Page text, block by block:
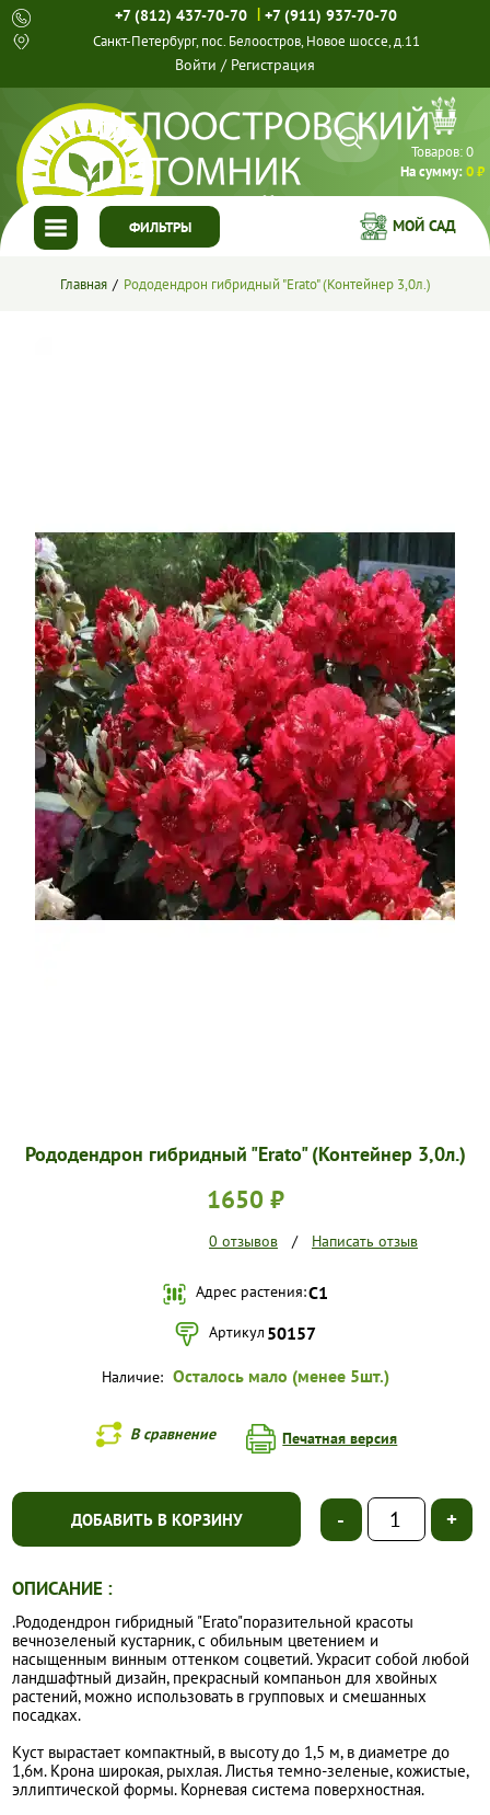
+7 (812) 437-70-70 | +7 (911) 937-70-70
Санкт-Петербург, пос. Белоостров, Новое шоссе, д.11
Войти / Регистрация
Товаров:0
На сумму:0 ₽
ФИЛЬТРЫ
ГЛАВНАЯ
УСЛОВИЯ РАБОТЫ
КОНТАКТЫ
МОЙ САД
Главная Рододендрон гибридный "Erato" (Контейнер 3,0л.)
Рододендрон гибридный "Erato" (Контейнер 3,0л.)
1650 ₽
0 отзывов / Написать отзыв
Адрес растения:С1
Артикул 50157
Наличие: Осталось мало (менее 5шт.)
В сравнение Печатная версия
ДОБАВИТЬ В КОРЗИНУ - +
ОПИСАНИЕ :
.Рододендрон гибридный "Erato"поразительной красоты
вечнозеленый кустарник, с обильным цветением и
насыщенным винным оттенком соцветий. Украсит собой любой
ландшафтный дизайн, прекрасный компаньон для хвойных
растений, можно использовать в групповых и смешанных
посадках.
Куст вырастает компактный, в высоту до 1,5 м, в диаметре до
1,6м. Крона широкая, рыхлая. Листья темно-зеленые, кожистые,
эллиптической формы. Корневая система поверхностная.